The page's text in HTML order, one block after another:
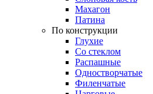
Махагон
Патина
По конструкции
Глухие
Со стеклом
Распашные
Одностворчатые
Филенчатые